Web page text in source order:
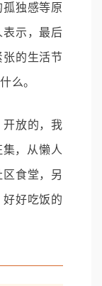
独感等原
表示，最后
的生活节
么。
放的，我
，从懒人
食堂，另
好吃饭的